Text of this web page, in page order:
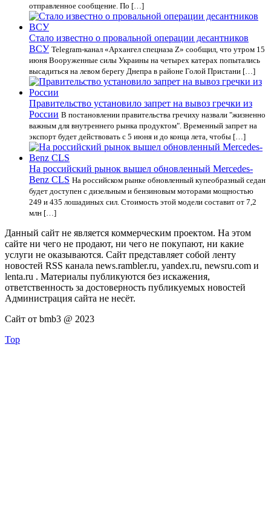
отправленное сообщение. По […]
Стало известно о провальной операции десантников
ВСУ Telegram-канал «Архангел спецназа Z» сообщил, что утром 15
июня Вооруженные силы Украины на четырех катерах попытались
высадиться на левом берегу Днепра в районе Голой Пристани […]
Правительство установило запрет на вывоз гречки из
России В постановлении правительства гречиху назвали "жизненно
важным для внутреннего рынка продуктом". Временный запрет на
экспорт будет действовать с 5 июня и до конца лета, чтобы […]
На российский рынок вышел обновленный Mercedes-
Benz CLS На российском рынке обновленный купеобразный седан
будет доступен с дизельным и бензиновым моторами мощностью
249 и 435 лошадиных сил. Стоимость этой модели составит от 7,2
млн […]
Данный сайт не является коммерческим проектом. На этом
сайте ни чего не продают, ни чего не покупают, ни какие
услуги не оказываются. Сайт представляет собой ленту
новостей RSS канала news.rambler.ru, yandex.ru, newsru.com и
lenta.ru . Материалы публикуются без искажения,
ответственность за достоверность публикуемых новостей
Администрация сайта не несёт.
Сайт от bmb3 @ 2023
Top